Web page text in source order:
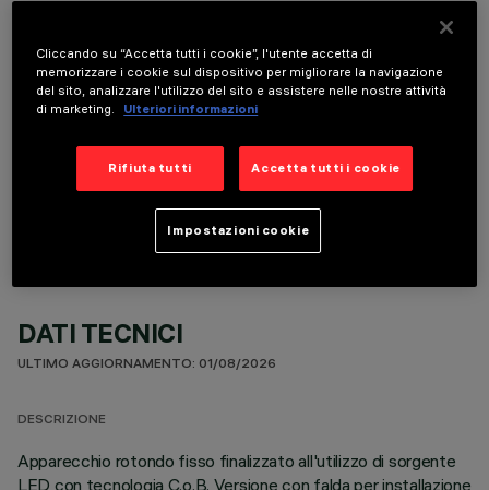
COMPONENTI OPZIONALI
DATI TECNICI
ULTIMO AGGIORNAMENTO: 01/08/2026
DESCRIZIONE
Apparecchio rotondo fisso finalizzato all'utilizzo di sorgente
LED con tecnologia C.o.B. Versione con falda per installazione
Cliccando su “Accetta tutti i cookie”, l'utente accetta di
memorizzare i cookie sul dispositivo per migliorare la navigazione
del sito, analizzare l'utilizzo del sito e assistere nelle nostre attività
di marketing.
Ulteriori informazioni
Rifiuta tutti Accetta tutti i cookie
Impostazioni cookie